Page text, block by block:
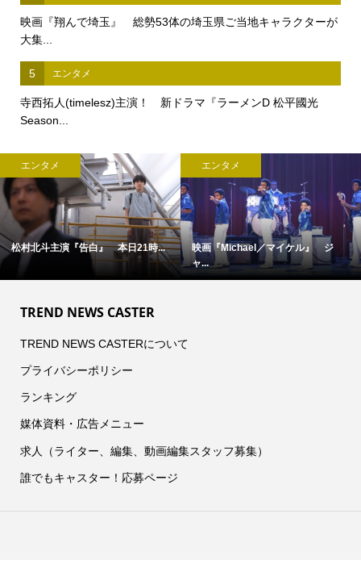
映画『翔んで埼玉』 総勢53体の埼玉県ご当地キャラクターが
大集...
5 エンタメ
寺西拓人(timelesz)主演！ 新ドラマ『ラーメンD 松平國光
Season...
エンタメ
松村北斗主演『告白』 本日21時...
エンタメ
映画『Michael／マイケル』 ジ
ャ...
TREND NEWS CASTER
TREND NEWS CASTERについて
プライバシーポリシー
ランキング
媒体資料・広告メニュー
求人（ライター、編集、動画編集スタッフ募集）
誰でもキャスター！応募ページ